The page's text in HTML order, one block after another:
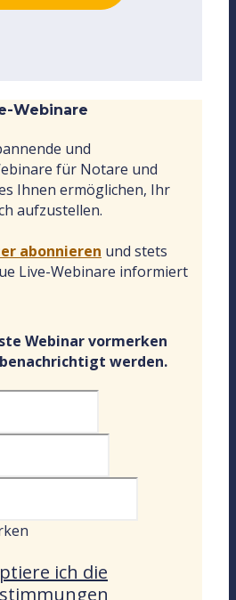
Webinare
und
für Notare und
Ihnen ermöglichen, Ihr
aufzustellen.
abonnieren und stets
Live-Webinare informiert
Webinar vormerken
werden.
ich die